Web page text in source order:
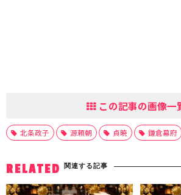
この記事の画像一
北条政子 源頼朝 貞暁 鎌倉幕府
RELATED 関連する記事